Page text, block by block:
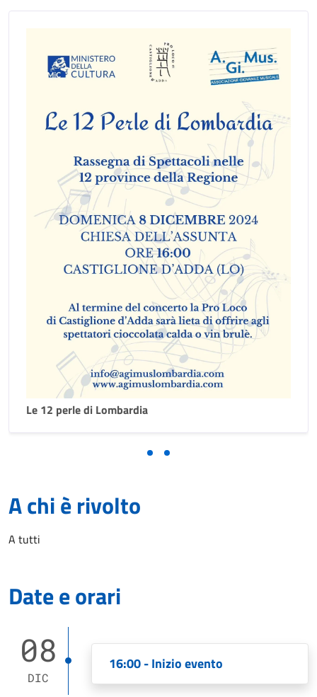
Le 12 perle di Lombardia
A chi è rivolto
A tutti
Date e orari
08
DIC
16:00 - Inizio evento